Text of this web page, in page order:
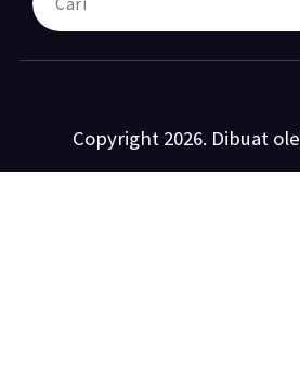
untuk:
Copyright 2026. Dibuat